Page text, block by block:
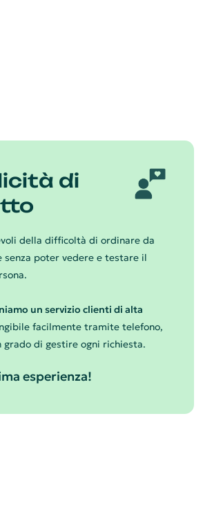
di
della difficoltà di ordinare da
senza poter vedere e testare il
un servizio clienti di alta
facilmente tramite telefono,
grado di gestire ogni richiesta.
esperienza!